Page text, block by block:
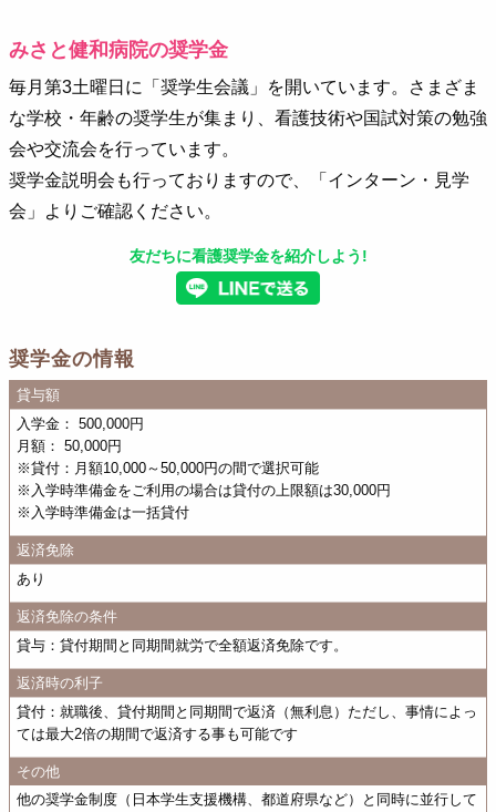
みさと健和病院の奨学金
毎月第3土曜日に「奨学生会議」を開いています。さまざま
な学校・年齢の奨学生が集まり、看護技術や国試対策の勉強
会や交流会を行っています。
奨学金説明会も行っておりますので、「インターン・見学
会」よりご確認ください。
友だちに看護奨学金を紹介しよう!
奨学金の情報
貸与額
入学金： 500,000円
月額： 50,000円
※貸付：月額10,000～50,000円の間で選択可能
※入学時準備金をご利用の場合は貸付の上限額は30,000円
※入学時準備金は一括貸付
返済免除
あり
返済免除の条件
貸与：貸付期間と同期間就労で全額返済免除です。
返済時の利子
貸付：就職後、貸付期間と同期間で返済（無利息）ただし、事情によっ
ては最大2倍の期間で返済する事も可能です
その他
他の奨学金制度（日本学生支援機構、都道府県など）と同時に並行して